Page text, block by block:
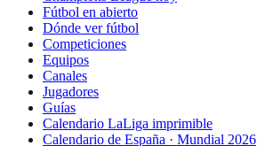
Fútbol en abierto
Dónde ver fútbol
Competiciones
Equipos
Canales
Jugadores
Guías
Calendario LaLiga imprimible
Calendario de España · Mundial 2026